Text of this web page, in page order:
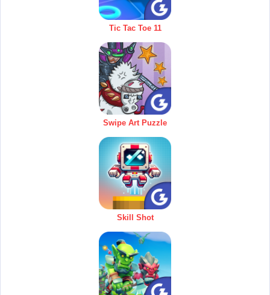
Tic Tac Toe 11
Swipe Art Puzzle
Skill Shot